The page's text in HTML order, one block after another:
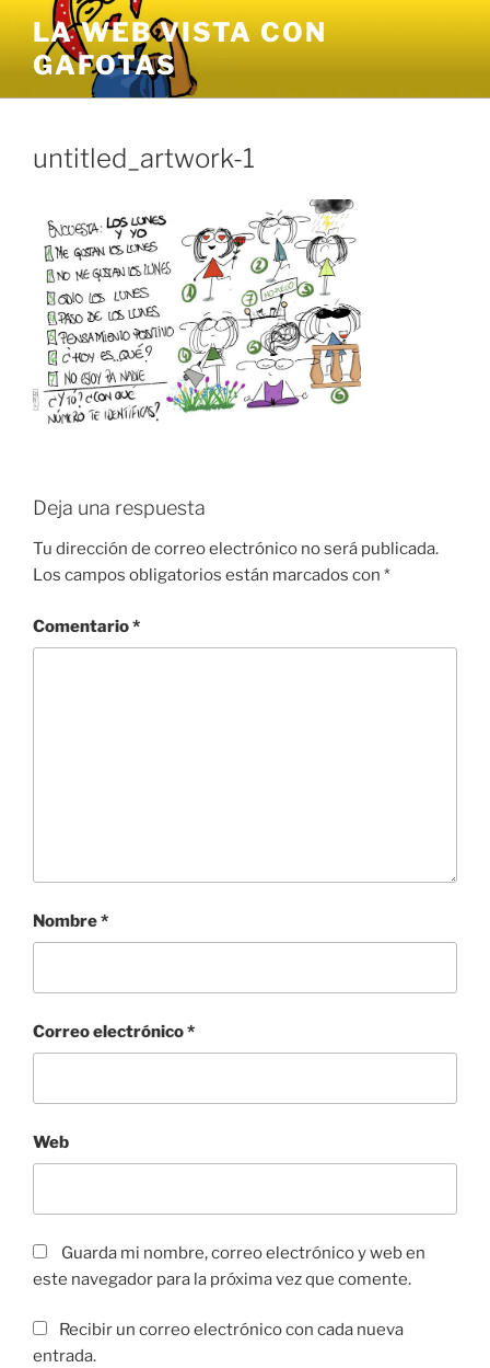
contenido
LA WEB VISTA CON
GAFOTAS
untitled_artwork-1
Deja una respuesta
Tu dirección de correo electrónico no será publicada.
Los campos obligatorios están marcados con *
Comentario*
Nombre*
Correo electrónico*
Web
Guarda mi nombre, correo electrónico y web en
este navegador para la próxima vez que comente.
Recibir un correo electrónico con cada nueva
entrada.